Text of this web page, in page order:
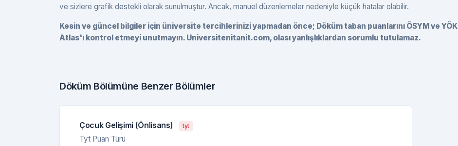
ve sizlere grafik destekli olarak sunulmuştur. Ancak, manuel düzenlemeler nedeniyle küçük hatalar olabilir.
Kesin ve güncel bilgiler için üniversite tercihlerinizi yapmadan önce; Döküm taban puanlarını ÖSYM ve YÖK
Atlas'ı kontrol etmeyi unutmayın. Universitenitanit.com, olası yanlışlıklardan sorumlu tutulamaz.
Döküm Bölümüne Benzer Bölümler
Çocuk Gelişimi (Önlisans) tyt
Tyt Puan Türü